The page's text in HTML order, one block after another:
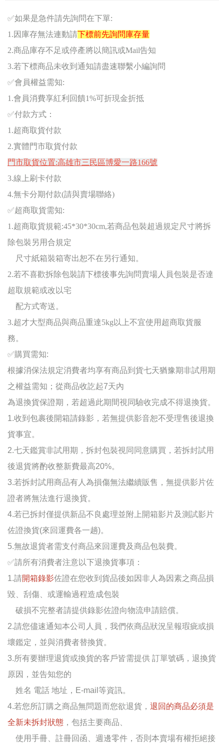
✅如果是急件請先詢問在下單:
1.因庫存無法連動請下標前先詢問庫存量
2.商品庫存不足或停產將以簡訊或Mail告知
3.若下標商品未收到通知請盡速聯繫小編詢問
✅會員權益需知:
1.會員消費享紅利回饋1%可折現金折抵
✅付款方式：
1.超商取貨付款
2.實體門市取貨付款
門市取貨位置:高雄市三民區博愛一路166號
3.線上刷卡付款
4.無卡分期付款(請與賣場聯絡)
✅超商取貨需知:
1.超商取貨規範:45*30*30cm,若商品包裝超過規定尺寸將拆
除包裝另用合規定
尺寸紙箱裝箱寄出恕不在另行通知。
2.若不喜歡拆除包裝請下標後事先詢問賣場人員包裝是否達
超取規範或改以宅
配方式寄送。
3.超才大型商品與商品重達5kg以上不宜使用超商取貨服
務。
✅購買需知:
根據消保法規定消費者均享有商品到貨七天猶豫期非試用期
之權益需知； 從商品收訖起7天內
為退換貨保證期，若超過此期間視同驗收完成不得退換貨。
1.收到包裹後開箱請錄影，若無提供影音恕不受理售後退換
貨事宜。
2.七天鑑賞非試用期 ， 拆封包裝視同同意購買，若拆封試用
後退貨將酌收整新費最高20%。
3.若拆封試用商品有人為損傷無法繼續販售，無提供影片佐
證者將無法進行退換貨。
4.若已拆封僅提供新品不良處理並附上開箱影片及測試影片
佐證換貨(來回運費各一趟)。
5.無故退貨者需支付商品來回運費及商品包裝費。
✅請所有消費者注意以下退換貨事項：
1.請開箱錄影佐證在您收到貨品後如因非人為因素之商品損
毀、刮傷、或運輸過程造成包裝
破損不完整者請提供錄影佐證向物流申請賠償。
2.請您儘速通知本公司人員，我們依商品狀況呈報瑕疵或損
壞鑑定，並與消費者替換貨。
3.所有要辦理退貨或換貨的客戶皆需提供 訂單號碼，退換貨
原因，並告知您的
姓名 電話 地址，E-mail等資訊。
4.若您所訂購之商品無問題而您欲退貨， 退回的商品必須是
全新未拆封狀態 ，包括主要商品、
使用手冊、註冊回函、週邊零件，否則本賣場有權拒絕接